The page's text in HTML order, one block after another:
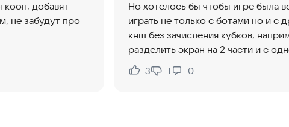
кооп, добавят
не забудут про
Но хотелось бы чтобы игре была
играть не только с ботами но и с
кнш без зачисления кубков,
разделить экран на 2 части и с
стороны друг а с другой стороны
мульти преер тип создавать
Нравится:
3
Не нравится:
1 0